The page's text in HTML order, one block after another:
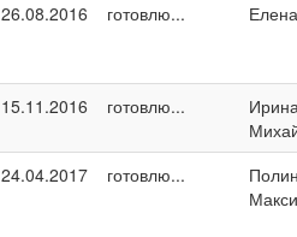
26.08.2016 готовлю... Елена
15.11.2016 готовлю...
24.04.2017 готовлю...